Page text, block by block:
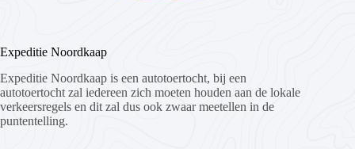
Expeditie Noordkaap
Expeditie Noordkaap is een autotoertocht, bij een
autotoertocht zal iedereen zich moeten houden aan de lokale
verkeersregels en dit zal dus ook zwaar meetellen in de
puntentelling.